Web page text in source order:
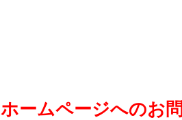
ホームページへのお